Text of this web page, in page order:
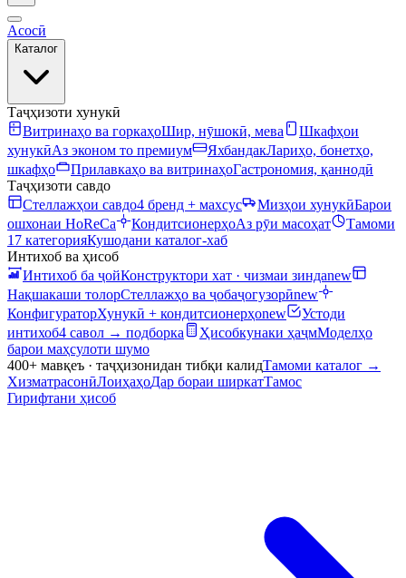
Асосӣ
Каталог
Таҷҳизоти хунукӣ
Витринаҳо ва горкаҳоШир, нӯшокӣ, мева
Шкафҳои
хунукӣАз эконом то премиум ЯхбандакЛариҳо, бонетҳо,
шкафҳо
Прилавкаҳо ва витринаҳоГастрономия, қаннодӣ
Таҷҳизоти савдо
Стеллажҳои савдо4 бренд + махсус Мизҳои хунукӣБарои
ошхонаи HoReCa
КондитсионерҳоАз рӯи масоҳат
Тамоми
17 категорияКушодани каталог-хаб
Интихоб ва ҳисоб
Интихоб ба ҷойКонструктори хат · чизмаи зиндаnew
Нақшакаши толорСтеллажҳо ва ҷобаҷогузорӣnew
КонфигураторХунукӣ + кондитсионерҳоnew
Устоди
интихоб4 савол → подборка Ҳисобкунаки ҳаҷмМоделҳо
барои маҳсулоти шумо
400+ мавқеъ · таҷҳизонидан тибқи калидТамоми каталог →
ХизматрасонӣЛоиҳаҳоДар бораи ширкатТамос
Гирифтани ҳисоб